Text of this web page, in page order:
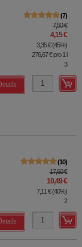
7
7,50 €
4,15 €
3,35 €(45%)
276,67 €pro 1 l
3
10
17,60 €
10,49 €
7,11 €(40%)
2